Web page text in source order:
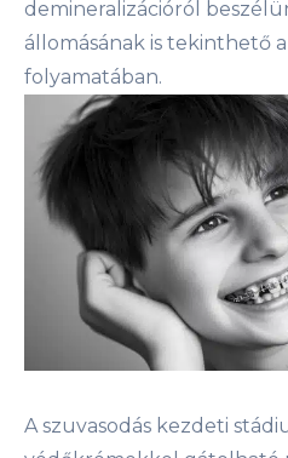
demineralizációról
állomásának is tekinthető
folyamatában.
A szuvasodás kezdeti